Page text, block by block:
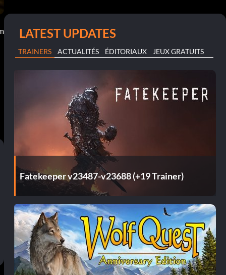
LATEST UPDATES
TRAINERS ACTUALITÉS ÉDITORIAUX JEUX GRATUITS
Fatekeeper v23487-v23688 (+19 Trainer)